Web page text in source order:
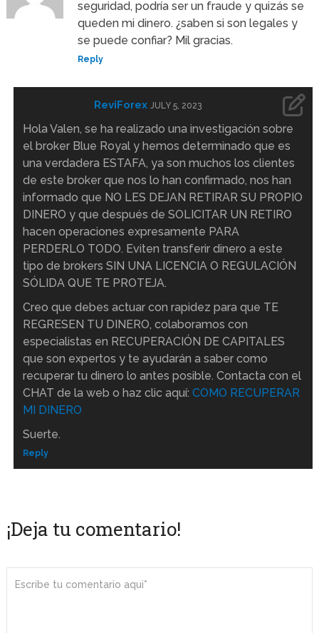
seguridad, podría ser un fraude y quizás se
queden mi dinero. ¿saben si son legales y
se puede confiar? Mil gracias.
Reply
ReviForex JULY 5, 2023
Hola Valen, se ha realizado una investigación sobre
el broker Blue Royal y hemos determinado que es
una verdadera ESTAFA, ya son muchos los clientes
de este broker que nos lo han confirmado, nos han
informado que NO LES DEJAN RETIRAR SU PROPIO
DINERO y que después de SOLICITAR UN RETIRO
hacen operaciones expresamente PARA
PERDERLO TODO. Eviten transferir dinero a este
tipo de brokers SIN UNA LICENCIA O REGULACIÓN
SÓLIDA QUE TE PROTEJA.
Creo que debes actuar con rapidez para que TE
REGRESEN TU DINERO, colaboramos con
especialistas en RECUPERACIÓN DE CAPITALES
que son expertos y te ayudarán a saber como
recuperar tu dinero lo antes posible. Contacta con el
CHAT de la web o haz clic aquí: COMO RECUPERAR
MI DINERO
Suerte.
Reply
¡Deja tu comentario!